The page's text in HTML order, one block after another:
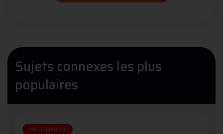
Sujets connexes les plus
populaires
INFORMATION